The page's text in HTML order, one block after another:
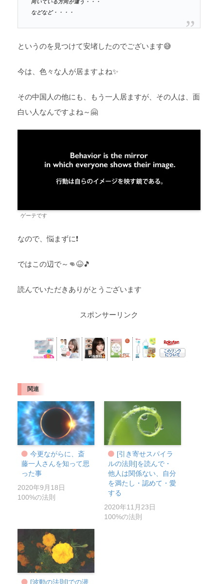
向いている方向が違う・・・
などなど・・・・
というのを見つけて安堵したのでございます😅
今は、色々な人が居ますよね✨
その中国人の他にも、もう一人居ますが、その人は、面
白い人なんですよね～🤗
ゲーテです
なので、悩まずに❗
ではこの辺で～👊😆🎵
読んでいただきありがとうございます
スポンサーリンク
関連
今更ながらに、斎
藤一人さんを知って思
った事
2020年9月18日
100%の法則
[引き寄せスパイラ
ルの法則]を読んで・
他人は関係ない、自分
を満たし・認めて・愛
する
2020年11月23日
100%の法則
[波動の法則]での潜